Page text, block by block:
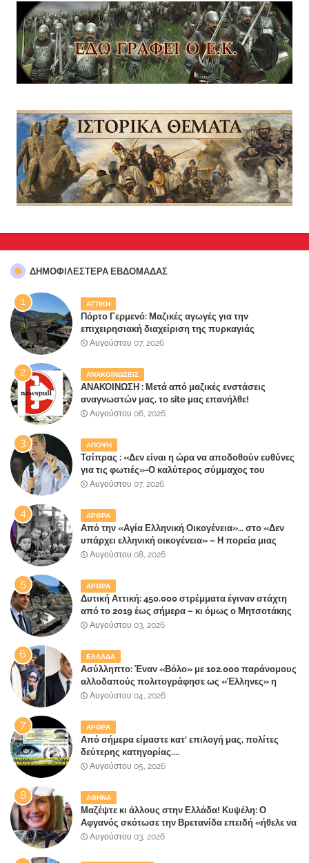
ΔΗΜΟΦΙΛΈΣΤΕΡΑ ΕΒΔΟΜΆΔΑΣ
ΑΤΤΙΚΗ
Πόρτο Γερμενό: Μαζικές αγωγές για την
επιχειρησιακή διαχείριση της πυρκαγιάς
ετοιμάζουν οι κάτοικοι!
Αυγούστου 07, 2026
ΑΝΑΚΟΙΝΩΣΕΙΣ
ΑΝΑΚΟΙΝΩΣΗ : Μετά από μαζικές ενστάσεις
αναγνωστών μας, το site μας επανήλθε!
Αυγούστου 06, 2026
ΑΠΟΨΗ
Τσίπρας : «Δεν είναι η ώρα να αποδοθούν ευθύνες
για τις φωτιές»-Ο καλύτερος σύμμαχος του
Μητσοτάκη
Αυγούστου 07, 2026
ΑΡΘΡΑ
Από την «Αγία Ελληνική Οικογένεια»… στο «Δεν
υπάρχει ελληνική οικογένεια» – Η πορεία μιας
κοινωνίας που κινδυνεύει να ξεχάσει ποια είναι
Αυγούστου 08, 2026
ΑΡΘΡΑ
Δυτική Αττική: 450.000 στρέμματα έγιναν στάχτη
από το 2019 έως σήμερα – κι όμως ο Μητσοτάκης
έλαβε 40% και 45% στις εκλογές του 2023,ενώ 50%
Αυγούστου 03, 2026
ΕΛΛΑΔΑ
Ασύλληπτο: Έναν «Βόλο» με 102.000 παράνομους
αλλοδαπούς πολιτογράφησε ως «Έλληνες» η
κυβέρνηση!
Αυγούστου 04, 2026
ΑΡΘΡΑ
Από σήμερα είμαστε κατ' επιλογή μας, πολίτες
δεύτερης κατηγορίας....
Αυγούστου 05, 2026
ΑΘΗΝΑ
Μαζέψτε κι άλλους στην Ελλάδα! Κυψέλη: Ο
Αφγανός σκότωσε την Βρετανίδα επειδή «ήθελε να
κάνει τη σύντροφό του χριστιανή»
Αυγούστου 03, 2026